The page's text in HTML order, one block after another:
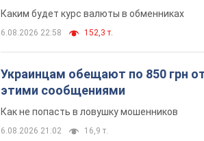
Каким будет курс валюты в обменниках
6.08.2026 22:58 152,3 т.
Украинцам обещают по 850 грн
этими сообщениями
Как не попасть в ловушку мошенников
6.08.2026 21:02 16,9 т.